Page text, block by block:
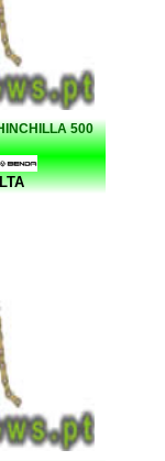
500